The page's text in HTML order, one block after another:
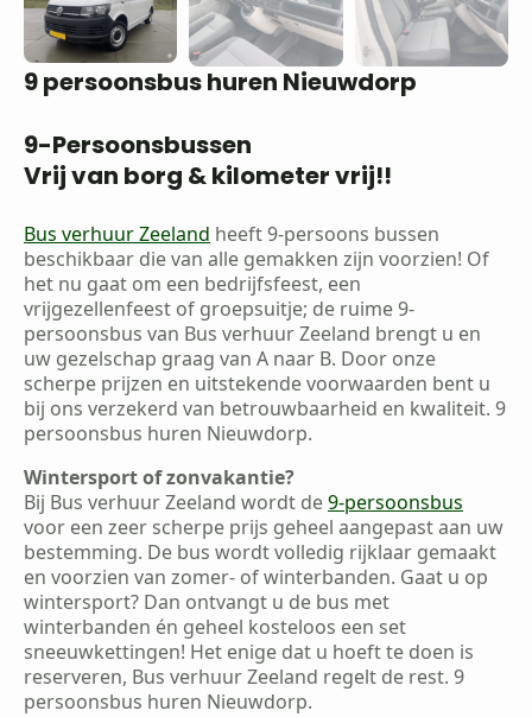
9 persoonsbus huren Nieuwdorp
9-Persoonsbussen
Vrij van borg & kilometer vrij!!
Bus verhuur Zeeland heeft 9-persoons bussen
beschikbaar die van alle gemakken zijn voorzien! Of
het nu gaat om een bedrijfsfeest, een
vrijgezellenfeest of groepsuitje; de ruime 9-
persoonsbus van Bus verhuur Zeeland brengt u en
uw gezelschap graag van A naar B. Door onze
scherpe prijzen en uitstekende voorwaarden bent u
bij ons verzekerd van betrouwbaarheid en kwaliteit. 9
persoonsbus huren Nieuwdorp.
Wintersport of zonvakantie?
Bij Bus verhuur Zeeland wordt de9-persoonsbus
voor een zeer scherpe prijs geheel aangepast aan uw
bestemming. De bus wordt volledig rijklaar gemaakt
en voorzien van zomer- of winterbanden. Gaat u op
wintersport? Dan ontvangt u de bus met
winterbanden én geheel kosteloos een set
sneeuwkettingen! Het enige dat u hoeft te doen is
reserveren, Bus verhuur Zeeland regelt de rest. 9
persoonsbus huren Nieuwdorp.